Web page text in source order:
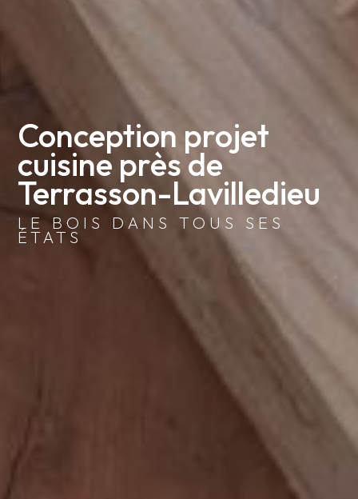
Conception projet
cuisine près de
Terrasson-Lavilledieu
LE BOIS DANS TOUS SES
ÉTATS